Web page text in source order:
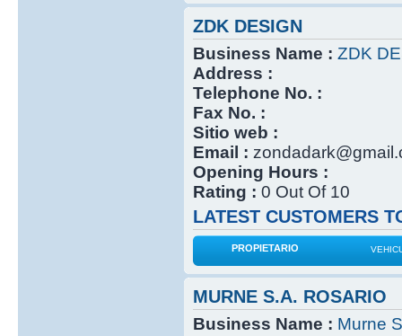
ZDK DESIGN
Business Name : ZDK
Address :
Telephone No. :
Fax No. :
Sitio web :
Email :
Opening Hours :
Rating : 0 Out Of 10
LATEST CUSTOMERS
PROPIETARIO
MURNE S.A. ROSARIO
Business Name : Murne